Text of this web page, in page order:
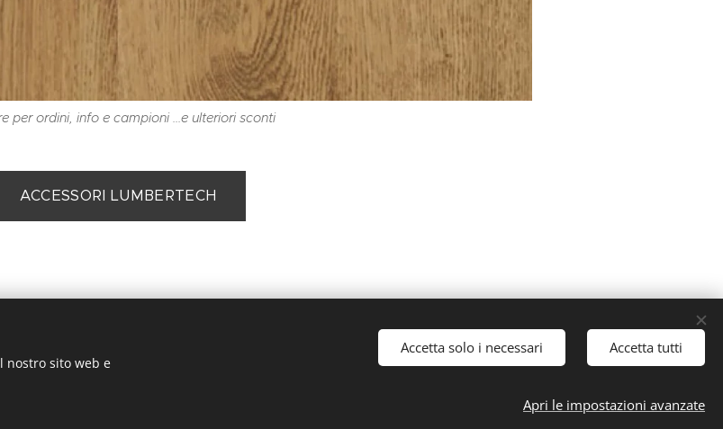
per ordini, info e campioni ...e ulteriori sconti
ACCESSORI LUMBERTECH
Pesaro, ITALIA P.I. 04382910232, cell.360 32 62 94 Rete vendita: Pesaro, Fano,
Cesena, Forlì, Ravenna, Senigallia, Jesi, Ancona, Verona, Roma, Firenze,
nostro sito web e
Accetta solo i necessari Accetta tutti
Apri le impostazioni avanzate